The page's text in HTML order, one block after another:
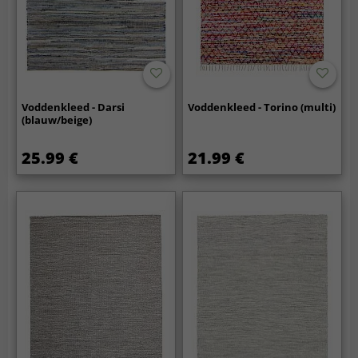
Voddenkleed - Darsi
(blauw/beige)
25.99 €
Voddenkleed - Torino (multi)
21.99 €